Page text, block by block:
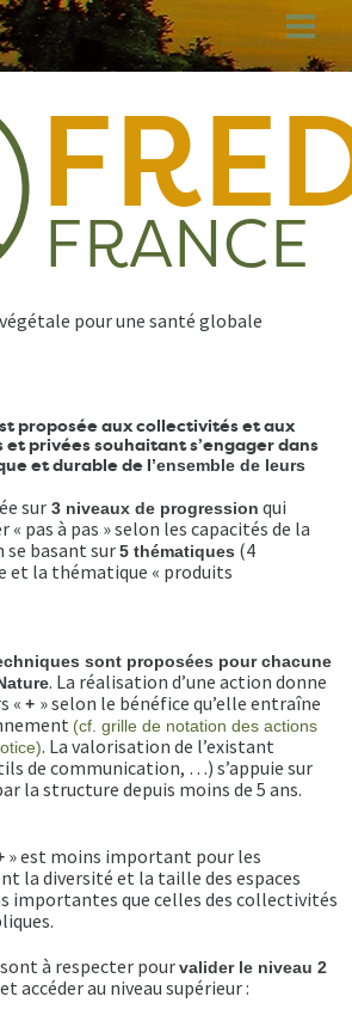
pour une santé globale
proposée aux collectivités et aux
privées souhaitant s’engager dans
et durable de l’ensemble de leurs
sur 3 niveaux de progression qui
pas à pas » selon les capacités de la
se basant sur5 thématiques (4
et la thématique « produits
sont proposées pour chacune
. La réalisation d’une action donne
«+ » selon le bénéfice qu’elle entraîne
(cf. grille de notation des actions
. La valorisation de l’existant
de communication, …) s’appuie sur
la structure depuis moins de 5 ans.
» est moins important pour les
la diversité et la taille des espaces
importantes que celles des collectivités
à respecter pourvalider le niveau 2
et accéder au niveau supérieur :